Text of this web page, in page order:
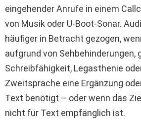
eingehender Anrufe in einem
von Musik oder U-Boot-Sonar.
häufiger in Betracht gezogen,
aufgrund von Sehbehinderungen,
Schreibfähigkeit, Legasthenie
Zweitsprache eine Ergänzung
Text benötigt – oder wenn das
nicht für Text empfänglich ist.